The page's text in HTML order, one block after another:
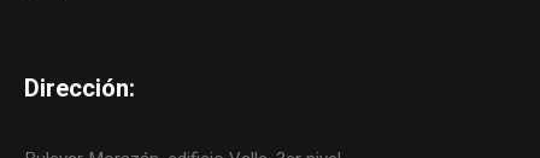
Dirección: